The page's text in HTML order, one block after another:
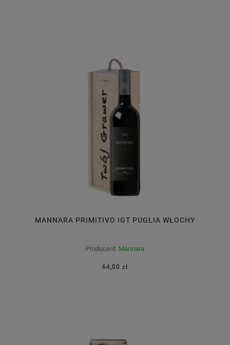
MANNARA PRIMITIVO IGT PUGLIA WŁOCHY
Producent: Mannara
64,00 zł